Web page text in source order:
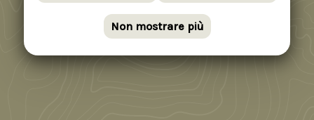
Non mostrare più